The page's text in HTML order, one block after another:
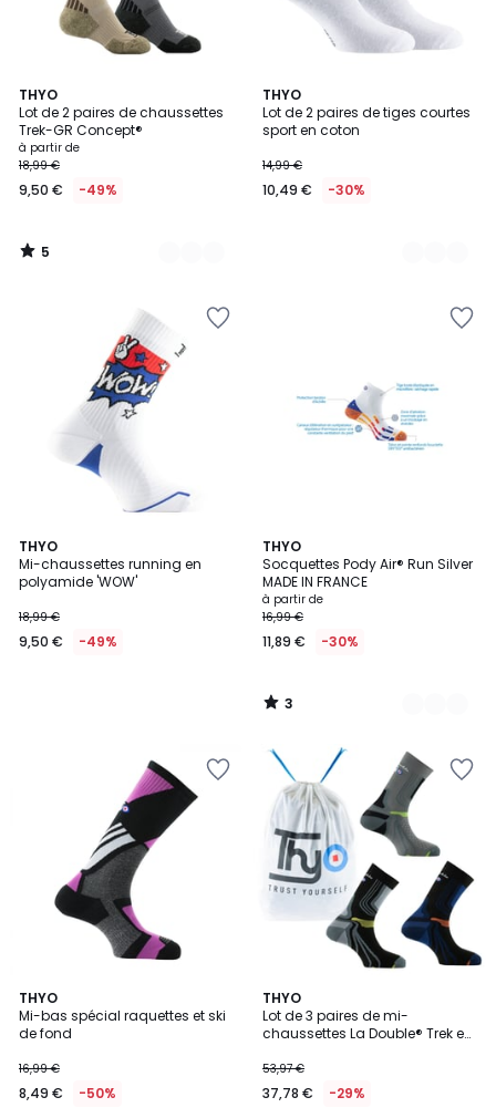
THYO
Lot de 2 paires de chaussettes
Trek-GR Concept®
à partir de
18,99 €
9,50 € -49%
5
/
5
3
Couleurs
5
/
THYO
Lot de 2 paires de tiges courtes
sport en coton
14,99 €
10,49 € -30%
2
Couleurs
THYO
Mi-chaussettes running en
polyamide 'WOW'
18,99 €
9,50 € -49%
THYO
Socquettes Pody Air® Run Silver
MADE IN FRANCE
à partir de
16,99 €
11,89 € -30%
3
/
5
7
Couleurs
3
/
THYO
Mi-bas spécial raquettes et ski
de fond
16,99 €
8,49 € -50%
3
Couleurs
THYO
Lot de 3 paires de mi-
chaussettes La Double® Trek en
53,97 €
37,78 € -29%